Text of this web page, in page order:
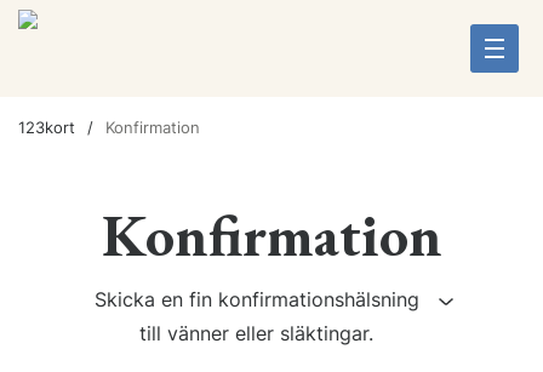
123kort Konfirmation
Konfirmation
Skicka en fin konfirmationshälsning
till vänner eller släktingar.